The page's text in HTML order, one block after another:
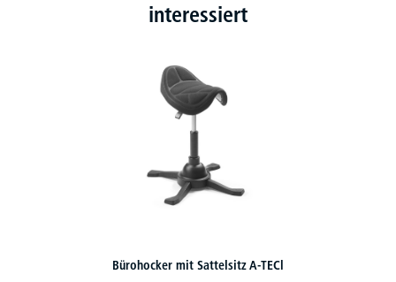
interessiert
Bürohocker mit Sattelsitz A-TECl